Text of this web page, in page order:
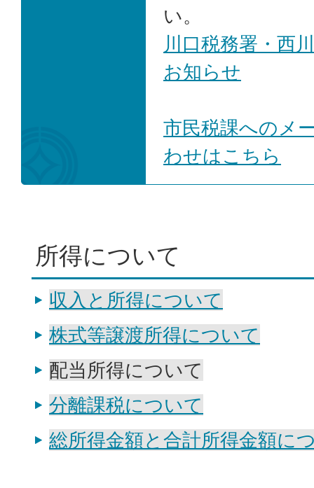
い。
川口税務署・西
お知らせ
市民税課へのメ
わせはこちら
所得について
収入と所得について
株式等譲渡所得について
配当所得について
分離課税について
総所得金額と合計所得金額に